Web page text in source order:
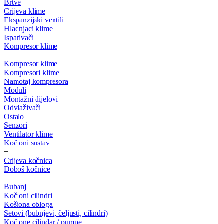
Brtve
Crijeva klime
Ekspanzijski ventili
Hladnjaci klime
Isparivači
Kompresor klime
+
Kompresor klime
Kompresori klime
Namotaj kompresora
Moduli
Montažni dijelovi
Odvlaživači
Ostalo
Senzori
Ventilator klime
Kočioni sustav
+
Crijeva kočnica
Doboš kočnice
+
Bubanj
Kočioni cilindri
Košiona obloga
Setovi (bubnjevi, čeljusti, cilindri)
Kočione cilindar / pumpe